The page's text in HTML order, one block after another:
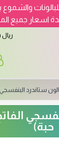
والشموع
اسعار جميع
ستاندرد البنفسجي الفاتح 24
حبة)